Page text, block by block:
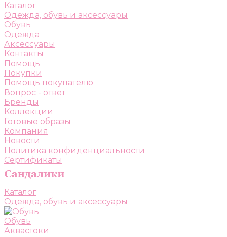
Каталог
Одежда, обувь и аксессуары
Обувь
Одежда
Аксессуары
Контакты
Помощь
Покупки
Помощь покупателю
Вопрос - ответ
Бренды
Коллекции
Готовые образы
Компания
Новости
Политика конфиденциальности
Сертификаты
Каталог
Одежда, обувь и аксессуары
Обувь
Аквастоки